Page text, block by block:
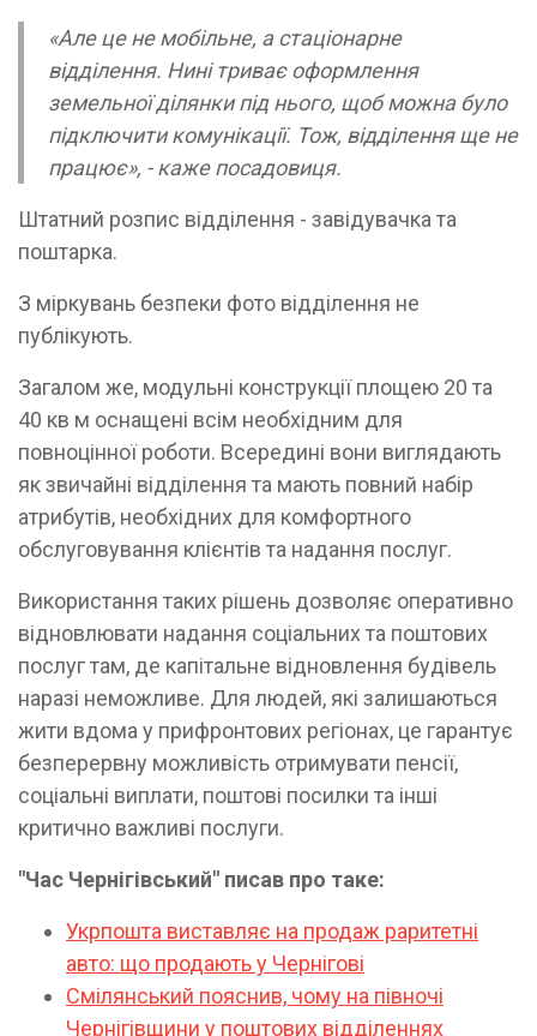
«Але це не мобільне, а стаціонарне
відділення. Нині триває оформлення
земельної ділянки під нього, щоб можна було
підключити комунікації. Тож, відділення ще не
працює», - каже посадовиця.
Штатний розпис відділення - завідувачка та
поштарка.
З міркувань безпеки фото відділення не
публікують.
Загалом же, модульні конструкції площею 20 та
40 кв м оснащені всім необхідним для
повноцінної роботи. Всередині вони виглядають
як звичайні відділення та мають повний набір
атрибутів, необхідних для комфортного
обслуговування клієнтів та надання послуг.
Використання таких рішень дозволяє оперативно
відновлювати надання соціальних та поштових
послуг там, де капітальне відновлення будівель
наразі неможливе. Для людей, які залишаються
жити вдома у прифронтових регіонах, це гарантує
безперервну можливість отримувати пенсії,
соціальні виплати, поштові посилки та інші
критично важливі послуги.
"Час Чернігівський" писав про таке:
Укрпошта виставляє на продаж раритетні
авто: що продають у Чернігові
Смілянський пояснив, чому на півночі
Чернігівщини у поштових відділеннях